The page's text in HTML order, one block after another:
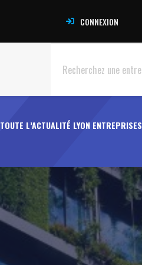
CONNEXION
TOUTE L’ACTUALITÉ LYON ENTREPRISES